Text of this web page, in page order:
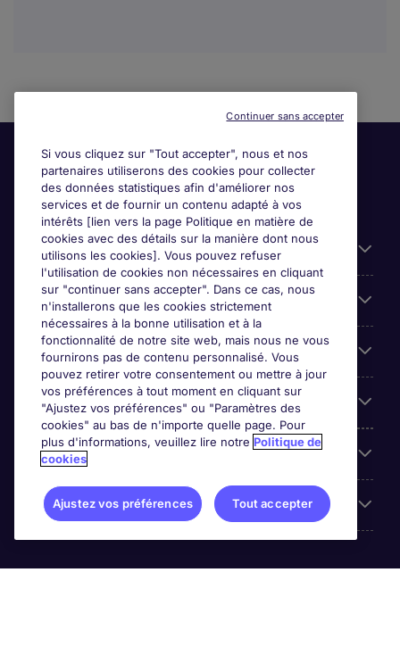
Liens utiles
Espace employeurs
Parcourir nos offres
Qui sommes-nous?
Reviews
Accreditations
Si vous cliquez sur "Tout accepter", nous et nos
partenaires utiliserons des cookies pour collecter
des données statistiques afin d'améliorer nos
services et de fournir un contenu adapté à vos
intérêts [lien vers la page Politique en matière de
cookies avec des détails sur la manière dont nous
utilisons les cookies]. Vous pouvez refuser
l'utilisation de cookies non nécessaires en cliquant
sur "continuer sans accepter". Dans ce cas, nous
n'installerons que les cookies strictement
nécessaires à la bonne utilisation et à la
fonctionnalité de notre site web, mais nous ne vous
fournirons pas de contenu personnalisé. Vous
pouvez retirer votre consentement ou mettre à jour
vos préférences à tout moment en cliquant sur
"Ajustez vos préférences" ou "Paramètres des
cookies" au bas de n'importe quelle page. Pour
plus d'informations, veuillez lire notre Politique de
cookies
Ajustez vos préférences Tout accepter
Continuer sans accepter